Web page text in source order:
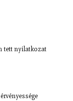
tett nyilatkozat